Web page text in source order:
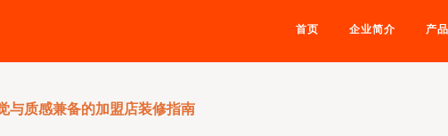
首页 企业简介 产
与质感兼备的加盟店装修指南